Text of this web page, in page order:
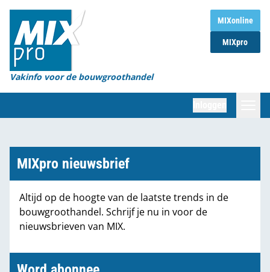
MIXonline
MIXpro
Vakinfo voor de bouwgroothandel
Home
Magazines
Organisaties
Marktcijfers
Partners
MIXpro nieuwsbrief
Altijd op de hoogte van de laatste trends in de
bouwgroothandel. Schrijf je nu in voor de
nieuwsbrieven van MIX.